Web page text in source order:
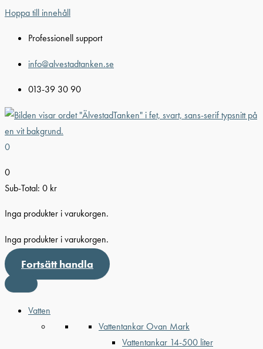
Hoppa till innehåll
Professionell support
info@alvestadtanken.se
013-39 30 90
0
0
Sub-Total: 0 kr
Inga produkter i varukorgen.
Inga produkter i varukorgen.
Fortsätt handla
Vatten
Vattentankar Ovan Mark
Vattentankar 14-500 liter